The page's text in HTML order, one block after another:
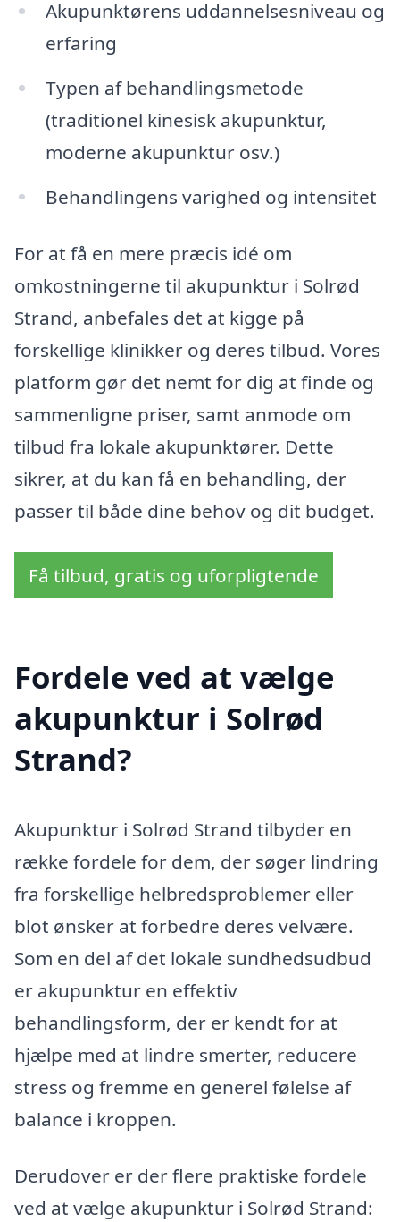
Akupunktørens uddannelsesniveau og
erfaring
Typen af behandlingsmetode
(traditionel kinesisk akupunktur,
moderne akupunktur osv.)
Behandlingens varighed og intensitet
For at få en mere præcis idé om
omkostningerne til akupunktur i Solrød
Strand, anbefales det at kigge på
forskellige klinikker og deres tilbud. Vores
platform gør det nemt for dig at finde og
sammenligne priser, samt anmode om
tilbud fra lokale akupunktører. Dette
sikrer, at du kan få en behandling, der
passer til både dine behov og dit budget.
Få tilbud, gratis og uforpligtende
Fordele ved at vælge
akupunktur i Solrød
Strand?
Akupunktur i Solrød Strand tilbyder en
række fordele for dem, der søger lindring
fra forskellige helbredsproblemer eller
blot ønsker at forbedre deres velvære.
Som en del af det lokale sundhedsudbud
er akupunktur en effektiv
behandlingsform, der er kendt for at
hjælpe med at lindre smerter, reducere
stress og fremme en generel følelse af
balance i kroppen.
Derudover er der flere praktiske fordele
ved at vælge akupunktur i Solrød Strand: